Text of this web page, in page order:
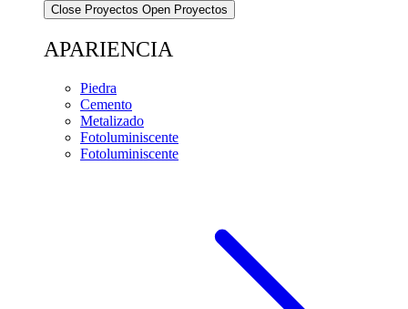
Close Proyectos Open Proyectos
APARIENCIA
Piedra
Cemento
Metalizado
Fotoluminiscente
Fotoluminiscente